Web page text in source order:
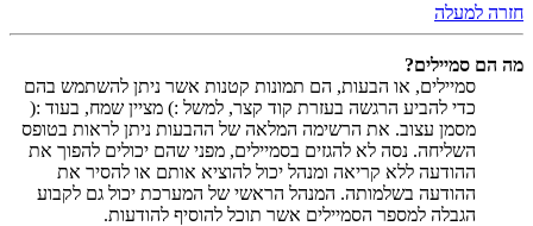
חזרה למעלה
מה הם סמיילים?
סמיילים, או הבעות, הם תמונות קטנות אשר ניתן להשתמש בהם
כדי להביע הרגשה בעזרת קוד קצר, למשל :) מציין שמח, בעוד :(
מסמן עצוב. את הרשימה המלאה של ההבעות ניתן לראות בטופס
השליחה. נסה לא להגזים בסמיילים, מפני שהם יכולים להפוך את
ההודעה ללא קריאה ומנהל יכול להוציא אותם או להסיר את
ההודעה בשלמותה. המנהל הראשי של המערכת יכול גם לקבוע
הגבלה למספר הסמיילים אשר תוכל להוסיף להודעות.